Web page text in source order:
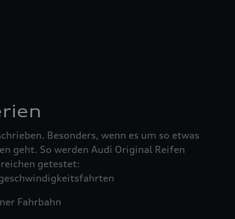
Besonders, wenn es um so etwas
geht. So werden Audi Original Reifen
getestet:
Fahrbahn